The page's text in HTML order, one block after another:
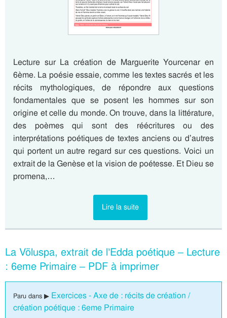
Lecture sur La création de Marguerite Yourcenar en
6ème. La poésie essaie, comme les textes sacrés et les
récits mythologiques, de répondre aux questions
fondamentales que se posent les hommes sur son
origine et celle du monde. On trouve, dans la littérature,
des poèmes qui sont des réécritures ou des
interprétations poétiques de textes anciens ou d’autres
qui portent un autre regard sur ces questions. Voici un
extrait de la Genèse et la vision de poétesse. Et Dieu se
promena,…
Lire la suite
La Völuspa, extrait de l’Edda poétique – Lecture
: 6eme Primaire – PDF à imprimer
Paru dans ▶ Exercices - Axe de : récits de création /
création poétique : 6eme Primaire